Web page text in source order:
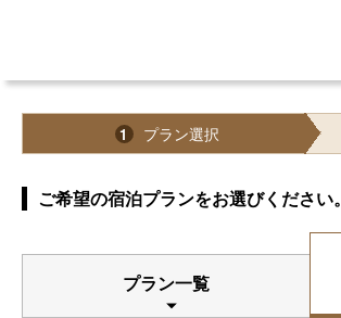
1 プラン選択
ご希望の宿泊プランをお選びください。
プラン一覧